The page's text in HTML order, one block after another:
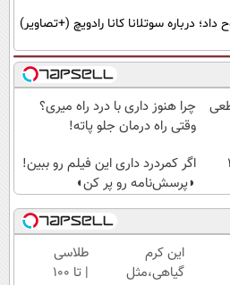
درباره سوتلانا کانا رادویچ (+تصاویر)
چرا هنوز داری با درد راه میری؟
وقتی راه درمان جلو پاته!
| در ۴
اگر کمردرد داری این فیلم رو ببین!
◗پرسش‌نامه رو پر کن◖
این کرم
گیاهی،مثل
طلاسی
| تا 100